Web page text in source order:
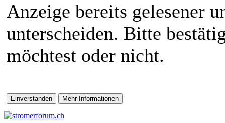
Anzeige bereits gelesener
unterscheiden. Bitte
möchtest oder nicht.